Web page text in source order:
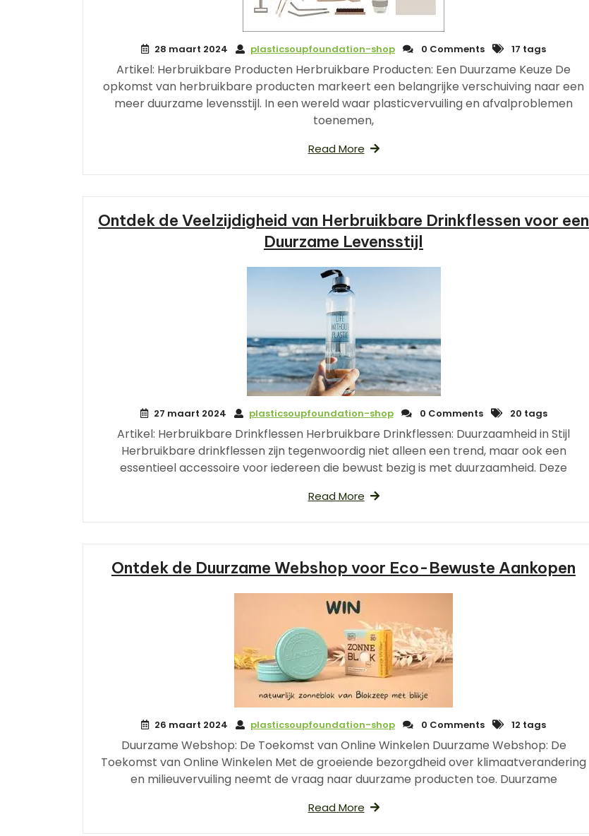
28 maart 2024 plasticsoupfoundation-shop 0 Comments 17 tags
Artikel: Herbruikbare Producten Herbruikbare Producten: Een Duurzame Keuze De
opkomst van herbruikbare producten markeert een belangrijke verschuiving naar een
meer duurzame levensstijl. In een wereld waar plasticvervuiling en afvalproblemen
toenemen,
Read More
Ontdek de Veelzijdigheid van Herbruikbare Drinkflessen voor een
Duurzame Levensstijl
27 maart 2024 plasticsoupfoundation-shop 0 Comments 20 tags
Artikel: Herbruikbare Drinkflessen Herbruikbare Drinkflessen: Duurzaamheid in Stijl
Herbruikbare drinkflessen zijn tegenwoordig niet alleen een trend, maar ook een
essentieel accessoire voor iedereen die bewust bezig is met duurzaamheid. Deze
Read More
Ontdek de Duurzame Webshop voor Eco-Bewuste Aankopen
26 maart 2024 plasticsoupfoundation-shop 0 Comments 12 tags
Duurzame Webshop: De Toekomst van Online Winkelen Duurzame Webshop: De
Toekomst van Online Winkelen Met de groeiende bezorgdheid over klimaatverandering
en milieuvervuiling neemt de vraag naar duurzame producten toe. Duurzame
Read More